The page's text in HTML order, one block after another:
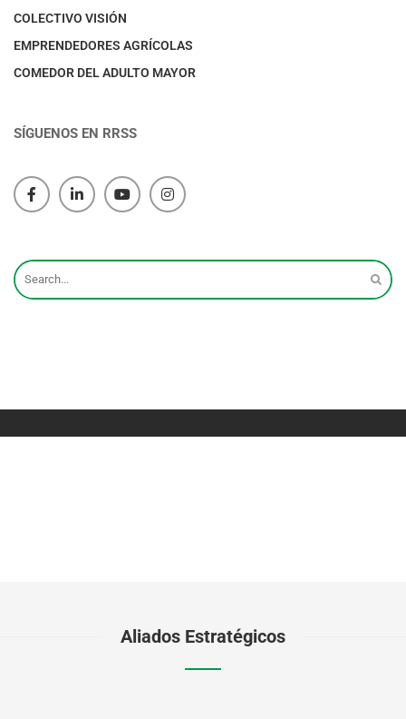
COLECTIVO VISIÓN
EMPRENDEDORES AGRÍCOLAS
COMEDOR DEL ADULTO MAYOR
SÍGUENOS EN RRSS
Aliados Estratégicos